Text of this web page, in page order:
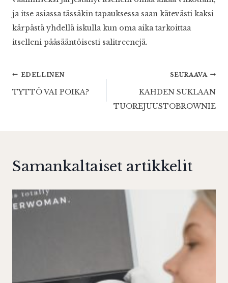
ja itse asiassa tässäkin tapauksessa saan kätevästi kaksi
kärpästä yhdellä iskulla kun oma aika tarkoittaa
itselleni pääsääntöisesti salitreenejä.
Artikkelien
selaus
EDELLINEN
TYTTÖ VAI POIKA?
SEURAAVA
KAHDEN SUKLAAN
TUOREJUUSTOBROWNIE
Samankaltaiset artikkelit